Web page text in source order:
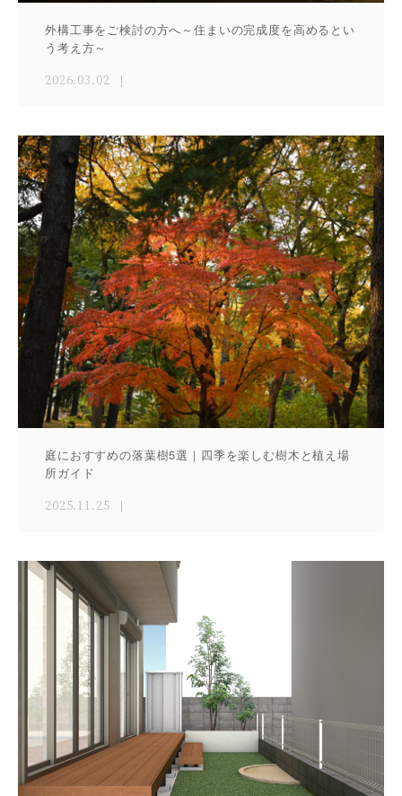
外構工事をご検討の方へ～住まいの完成度を高めるとい
う考え方～
2026.03.02
庭におすすめの落葉樹5選｜四季を楽しむ樹木と植え場
所ガイド
2025.11.25